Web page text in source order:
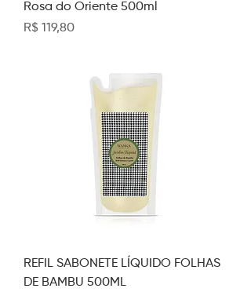
Rosa do Oriente 500ml
Preço
R$ 119,80
REFIL SABONETE LÍQUIDO FOLHAS
DE BAMBU 500ML